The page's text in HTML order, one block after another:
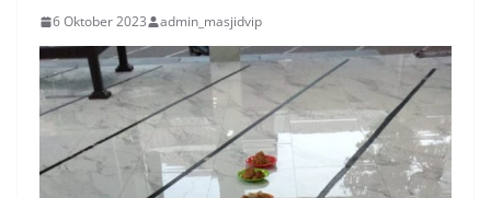
6 Oktober 2023 admin_masjidvip